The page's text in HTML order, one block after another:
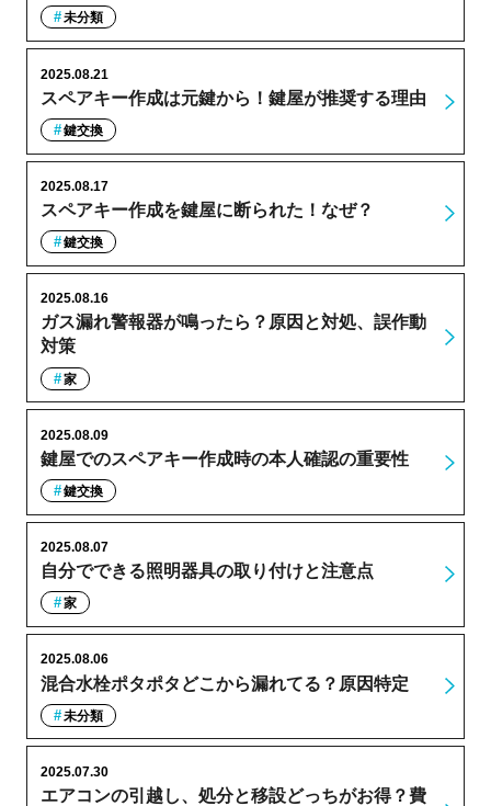
未分類
スペアキー作成は元鍵から！鍵屋が推奨する理由
2025.08.21
鍵交換
スペアキー作成を鍵屋に断られた！なぜ？
2025.08.17
鍵交換
ガス漏れ警報器が鳴ったら？原因と対処、誤作動
対策
2025.08.16
家
鍵屋でのスペアキー作成時の本人確認の重要性
2025.08.09
鍵交換
自分でできる照明器具の取り付けと注意点
2025.08.07
家
混合水栓ポタポタどこから漏れてる？原因特定
2025.08.06
未分類
エアコンの引越し、処分と移設どっちがお得？費
2025.07.30